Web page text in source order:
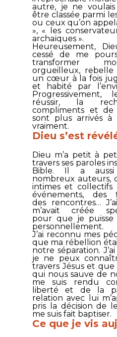
autre, je ne
être classée parmi
ou ceux qu’on
», « les
archaïques ».
Heureusement,
cessé de me
transformer
orgueilleux,
un cœur à la fois
et habité par
réussir, la
compliments et de
sont plus arrivés à
vraiment.
Dieu s’est
Dieu m’a petit à
travers ses paroles
Bible. Il a
nombreux auteurs,
intimes et collectifs
événements, des
des rencontres…
m’avait créée
pour que je puisse
personnellement.
J’ai reconnu mes
que ma rébellion
notre séparation.
je ne peux
travers Jésus et que
qui nous sauve de
me suis rendu
liberté et de la
relation avec lui
pris la décision de
me suis fait baptiser.
Ce que je vis